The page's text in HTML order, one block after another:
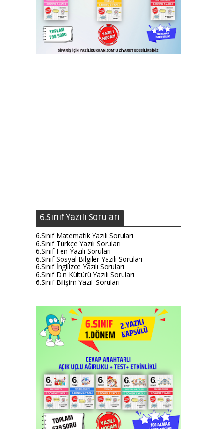
6.Sınıf Yazılı Soruları
6.Sınıf Matematik Yazılı Soruları
6.Sınıf Türkçe Yazılı Soruları
6.Sınıf Fen Yazılı Soruları
6.Sınıf Sosyal Bilgiler Yazılı Soruları
6.Sınıf İngilizce Yazılı Soruları
6.Sınıf Din Kültürü Yazılı Soruları
6.Sınıf Bilişim Yazılı Soruları